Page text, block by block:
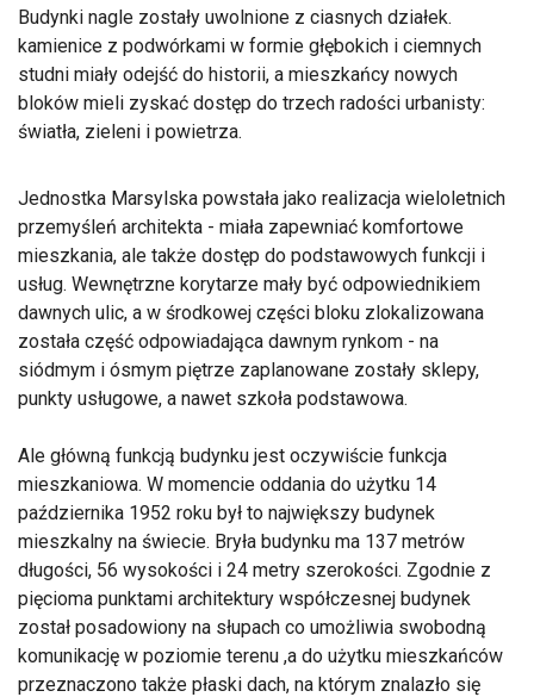
Budynki nagle zostały uwolnione z ciasnych działek.
kamienice z podwórkami w formie głębokich i ciemnych
studni miały odejść do historii, a mieszkańcy nowych
bloków mieli zyskać dostęp do trzech radości urbanisty:
światła, zieleni i powietrza.
Jednostka Marsylska powstała jako realizacja wieloletnich
przemyśleń architekta - miała zapewniać komfortowe
mieszkania, ale także dostęp do podstawowych funkcji i
usług. Wewnętrzne korytarze mały być odpowiednikiem
dawnych ulic, a w środkowej części bloku zlokalizowana
została część odpowiadająca dawnym rynkom - na
siódmym i ósmym piętrze zaplanowane zostały sklepy,
punkty usługowe, a nawet szkoła podstawowa.
Ale główną funkcją budynku jest oczywiście funkcja
mieszkaniowa. W momencie oddania do użytku 14
października 1952 roku był to największy budynek
mieszkalny na świecie. Bryła budynku ma 137 metrów
długości, 56 wysokości i 24 metry szerokości. Zgodnie z
pięcioma punktami architektury współczesnej budynek
został posadowiony na słupach co umożliwia swobodną
komunikację w poziomie terenu ,a do użytku mieszkańców
przeznaczono także płaski dach, na którym znalazło się